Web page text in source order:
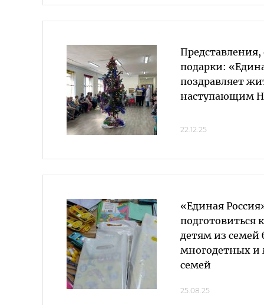
подарки:
поздравляет
наступающим
22.12.25
«Единая
подготовиться
детям из семей
многодетных и
семей
25.08.25